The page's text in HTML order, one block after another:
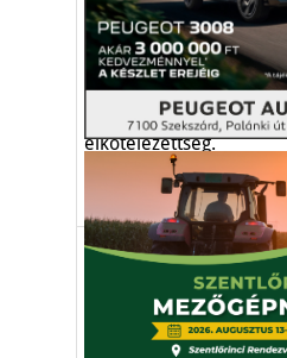
FitoHorm 45 év,
szolgálatában
Folyamatos innováció
elkötelezettség.
FitoHorm Kft. növényvédelem
Gazdaság
hektáronként
A világ legdrágább